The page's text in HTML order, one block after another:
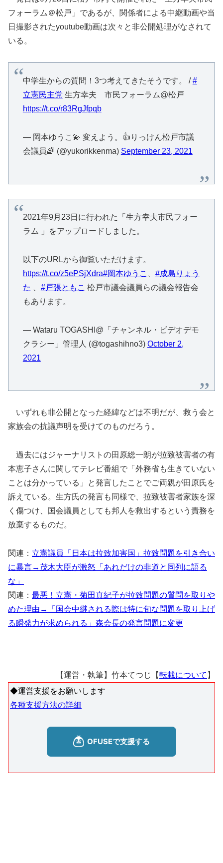
フォーラム＠松戸」であるが、関係者による中継動画や当
日撮影されたyoutube動画は次々と非公開処理がなされて
いる。
中学生からの質問！3つ考えてきたそうです。 /#
立憲民主党 生方幸夫 市民フォーラム@松戸
https://t.co/r83RgJfpqb
— 岡本ゆうこ💫 変えよう。👍りっけん松戸市議
会議員🌈 (@yukorikkenma) September 23, 2021
2021年9月23日に行われた「生方幸夫市民フォー
ラム 」をアップロードしました。
以下のURLから御覧いただけます。
https://t.co/z5ePSjXdra#岡本ゆうこ
#成島りょう
た
#戸張ともこ 松戸市議会議員らの議会報告会
もあります。
— Wataru TOGASHI@「チャンネル・ビデオデモ
クラシー」管理人 (@togashihno3) October 2,
2021
いずれも非公開となった経緯などは不明だが、救う会と
家族会の抗議声明を受けてのものだろう。
過去にはジャーナリストの田原総一朗が拉致被害者の有
本恵子さんに関してテレビ番組で「外務省も生きていない
ことは分かっている」と発言したことでご両親が田原氏を
訴えている。生方氏の発言も同様で、拉致被害者家族を深
く傷つけ、国会議員としても邦人を救出するという責務を
放棄するものだ。
関連： 立憲議員「日本は拉致加害国」拉致問題を引き合い
に暴言→茂木大臣が激怒「あれだけの非道と同列に語る
な」
関連： 最悪！立憲・菊田真紀子が拉致問題の質問を取りや
めた理由→「国会中継される際は特に旬な問題を取り上げ
る瞬発力が求められる」森会長の発言問題に変更
【運営・執筆】竹本てつじ【転載について 】
◆運営支援をお願いします
各種支援方法の詳細